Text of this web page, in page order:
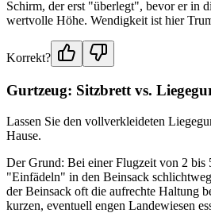
Schirm, der erst "überlegt", bevor er in
wertvolle Höhe. Wendigkeit ist hier
Korrekt?
Gurtzeug: Sitzbrett vs.
Lassen Sie den vollverkleideten
Hause.
Der Grund: Bei einer Flugzeit von 2 bis
"Einfädeln" in den Beinsack
der Beinsack oft die aufrechte Haltung
kurzen, eventuell engen Landewiesen